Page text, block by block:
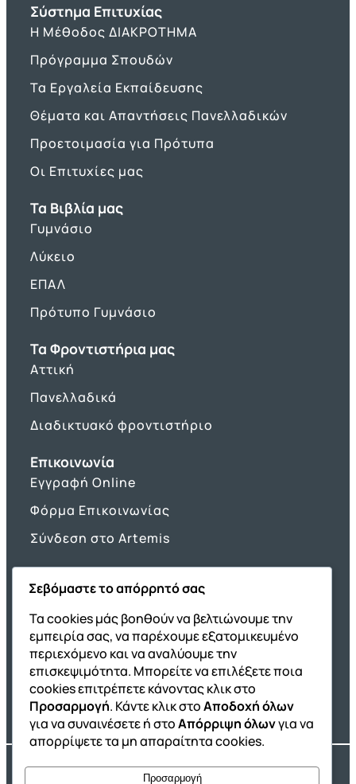
Σύστημα Επιτυχίας
Η Μέθοδος ΔΙΑΚΡΟΤΗΜΑ
Πρόγραμμα Σπουδών
Τα Εργαλεία Εκπαίδευσης
Θέματα και Απαντήσεις Πανελλαδικών
Προετοιμασία για Πρότυπα
Οι Επιτυχίες μας
Τα Βιβλία μας
Γυμνάσιο
Λύκειο
ΕΠΑΛ
Πρότυπο Γυμνάσιο
Τα Φροντιστήρια μας
Αττική
Πανελλαδικά
Διαδικτυακό φροντιστήριο
Επικοινωνία
Εγγραφή Online
Φόρμα Επικοινωνίας
Σύνδεση στο Artemis
Όμιλος ΔΙΑΚΡΟΤΗΜΑ
ΔΙΑΚΡΟΤΗΜΑ@Home
Σχολική Μελέτη After School
Εκδόσεις Καλαϊτζίδη
Franchise ΔΙΑΚΡΟΤΗΜΑ
Copyright® 2004 –2026Εκπαιδευτικός Όμιλος ΔΙΑΚΡΟΤΗΜΑ®. Αρ.
Σεβόμαστε το απόρρητό σας
Τα cookies μάς βοηθούν να βελτιώνουμε την
εμπειρία σας, να παρέχουμε εξατομικευμένο
περιεχόμενο και να αναλύουμε την
επισκεψιμότητα. Μπορείτε να επιλέξετε ποια
cookies επιτρέπετε κάνοντας κλικ στο
Προσαρμογή. Κάντε κλικ στοΑποδοχή όλων
για να συναινέσετε ή στοΑπόρριψη όλωνγια να
απορρίψετε τα μη απαραίτητα cookies.
Προσαρμογή